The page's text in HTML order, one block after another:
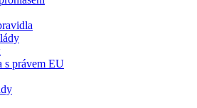
s právem EU